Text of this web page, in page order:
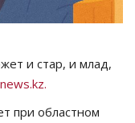
и стар, и млад,
при областном